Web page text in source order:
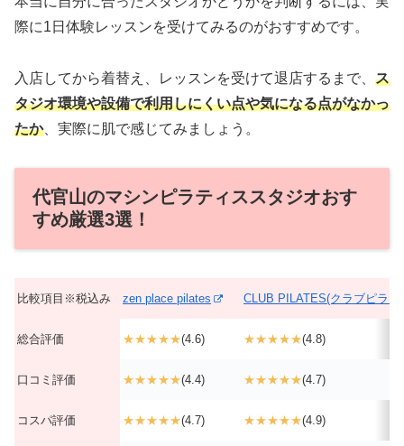
際に1日体験レッスンを受けてみるのがおすすめです。
入店してから着替え、レッスンを受けて退店するまで、 ス
タジオ環境や設備で利用しにくい点や気になる点がなかっ
たか、実際に肌で感じてみましょう。
代官山のマシンピラティススタジオおす
すめ厳選3選！
比較項目※税込み zen place pilates CLUB PILATES(クラブピラテ
総合評価 ★★★★★(4.6) ★★★★★(4.8)
口コミ評価 ★★★★★(4.4) ★★★★★(4.7)
コスパ評価 ★★★★★(4.7) ★★★★★(4.9)